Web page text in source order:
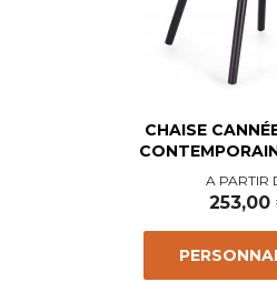
CHAISE
A PARTIR
253,00